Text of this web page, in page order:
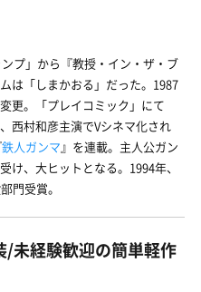
プ」から『教授・イン・ザ・ブ
は「しまかおる」だった。1987
更。「プレイコミック」にて
西村和彦主演でVシネマ化され
鉄人ガンマ』を連載。主人公ガン
け、大ヒットとなる。1994年、
門受賞。
/未経験歓迎の簡単軽作